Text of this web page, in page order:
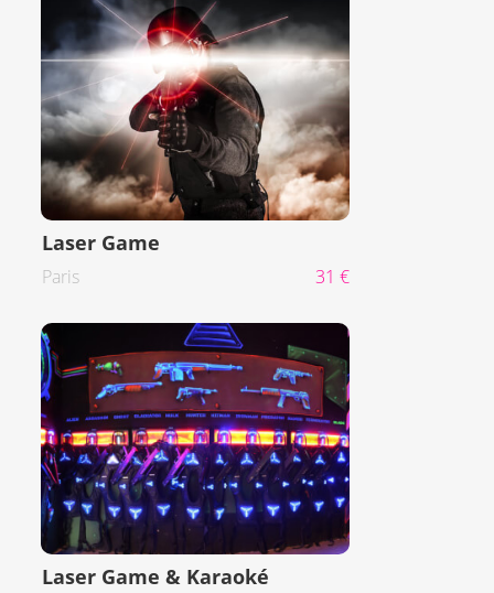
Laser Game
Paris 31 €
Laser Game & Karaoké